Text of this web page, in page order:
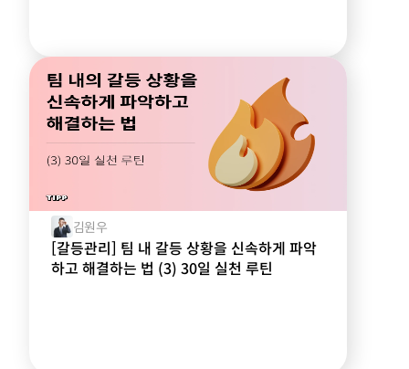
김원우
[갈등관리] 팀 내 갈등 상황을 신속하게 파악
하고 해결하는 법 (3) 30일 실천 루틴